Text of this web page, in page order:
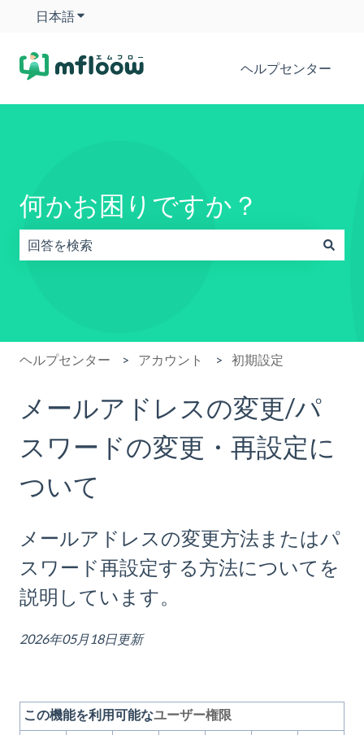
日本語翻訳のサブメニューを表示
ヘルプセンター
何かお困りですか？
ヘルプセンター アカウント 初期設定
メールアドレスの変更/パ
スワードの変更・再設定に
ついて
メールアドレスの変更方法またはパ
スワード再設定する方法についてを
説明しています。
2026年05月18日更新
この機能を利用可能なユーザー権限